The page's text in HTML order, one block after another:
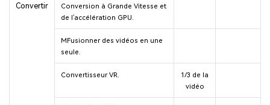
Convertir
Conversion à Grande V itesse et
de l’accélération GPU.
MFusionner des vidéos en une
seule.
Convertisseur VR.
1/3 de la
vidéo